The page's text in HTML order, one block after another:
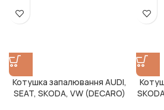
Котушка запалювання AUDI,
SEAT, SKODA, VW (DECARO)